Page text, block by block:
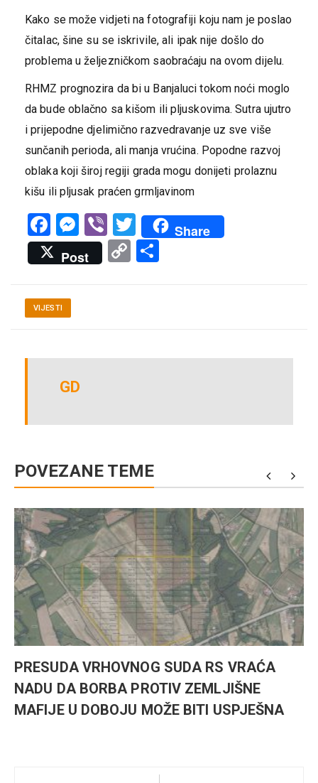
Kako se može vidjeti na fotografiji koju nam je poslao
čitalac, šine su se iskrivile, ali ipak nije došlo do
problema u željezničkom saobraćaju na ovom dijelu.
RHMZ prognozira da bi u Banjaluci tokom noći moglo
da bude oblačno sa kišom ili pljuskovima. Sutra ujutro
i prijepodne djelimično razvedravanje uz sve više
sunčanih perioda, ali manja vrućina. Popodne razvoj
oblaka koji široj regiji grada mogu donijeti prolaznu
kišu ili pljusak praćen grmljavinom
Facebook
Messenger
ViberTwitter
Share
Post
Copy
VIJESTI
GD
POVEZANE TEME
PRESUDA VRHOVNOG SUDA RS VRAĆA
NADU DA BORBA PROTIV ZEMLJIŠNE
MAFIJE U DOBOJU MOŽE BITI USPJEŠNA